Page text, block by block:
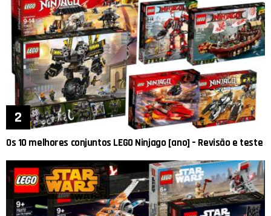
Os 10 melhores conjuntos LEGO Ninjago [ano] – Revisão e teste